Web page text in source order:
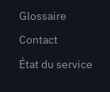
Glossaire
Contact
État du service